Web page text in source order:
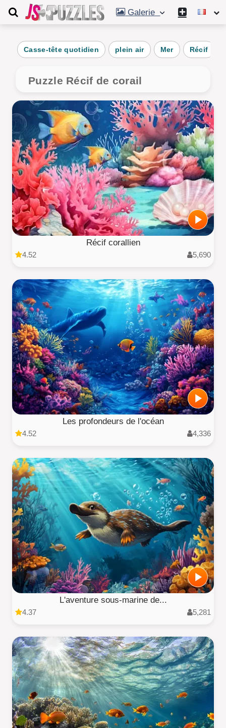
Galerie
Casse-tête quotidien plein air Mer Récif
Puzzle Récif de corail
Récif corallien
4.52 5,690
Les profondeurs de l'océan
4.52 4,336
L'aventure sous-marine de...
4.37 5,281